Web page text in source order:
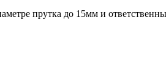
прутка до 15мм и